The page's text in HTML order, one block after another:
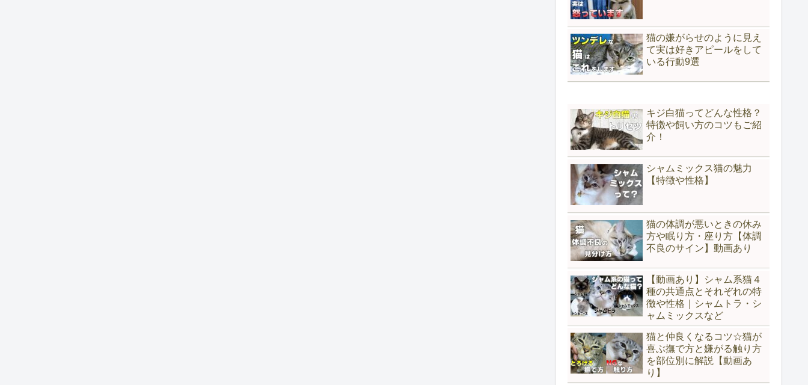
猫の嫌がらせのように見え
て実は好きアピールをして
いる行動9選
キジ白猫ってどんな性格？
特徴や飼い方のコツもご紹
介！
シャムミックス猫の魅力
【特徴や性格】
猫の体調が悪いときの休み
方や眠り方・座り方【体調
不良のサイン】動画あり
【動画あり】シャム系猫４
種の共通点とそれぞれの特
徴や性格｜シャムトラ・シ
ャムミックスなど
猫と仲良くなるコツ☆猫が
喜ぶ撫で方と嫌がる触り方
を部位別に解説【動画あ
り】